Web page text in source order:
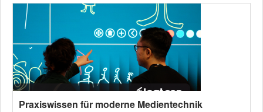
Praxiswissen für moderne Medientechnik